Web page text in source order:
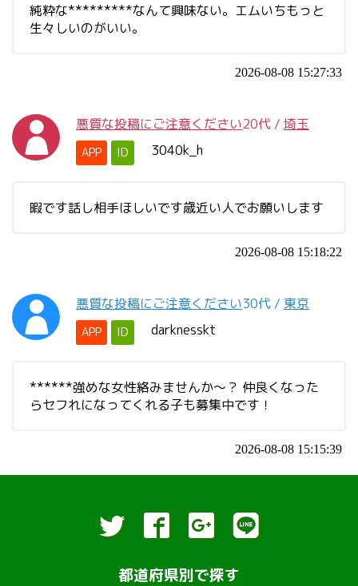
純粋な*********なんて興味ない。エムいちもっと
生々しいのがいい。
2026-08-08 15:27:33
悪質な投稿にご注意ください20代 / 埼玉
APP ID 3040k_h
暇です話し相手ほしいです歳近い人でお願いします
2026-08-08 15:18:22
悪質な投稿にご注意ください30代 / 東京
APP ID darknesskt
******強めな女性絡みませんか～？ 仲良くなった
らセフれになってくれる子も募集中です！
2026-08-08 15:15:39
都道府県別で探す